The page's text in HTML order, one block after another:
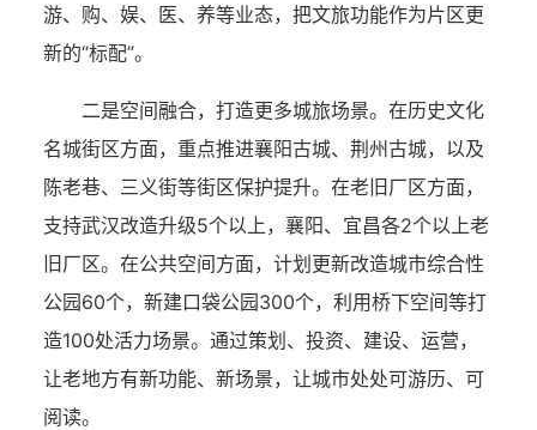
游、购、娱、医、养等业态，把文旅功能作为片区更
新的“标配”。
二是空间融合，打造更多城旅场景。在历史文化
名城街区方面，重点推进襄阳古城、荆州古城，以及
陈老巷、三义街等街区保护提升。在老旧厂区方面，
支持武汉改造升级5个以上，襄阳、宜昌各2个以上老
旧厂区。在公共空间方面，计划更新改造城市综合性
公园60个，新建口袋公园300个，利用桥下空间等打
造100处活力场景。通过策划、投资、建设、运营，
让老地方有新功能、新场景，让城市处处可游历、可
阅读。